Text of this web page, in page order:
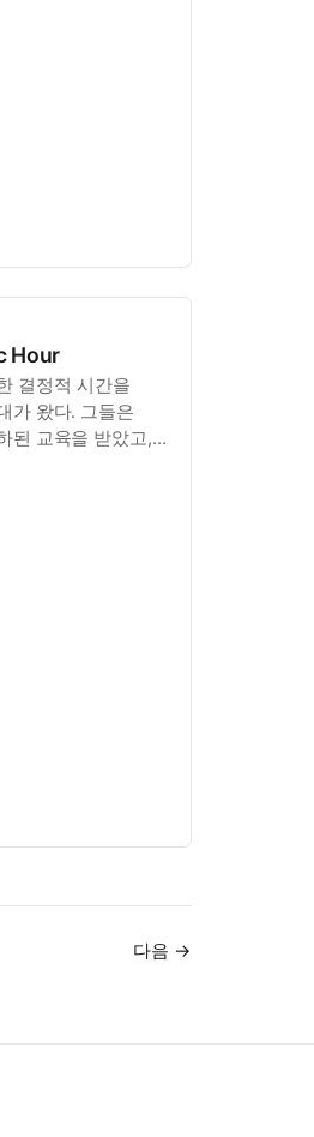
Hour
결정적 시간을
가 왔다. 그들은
된 교육을 받았고,
다음 →